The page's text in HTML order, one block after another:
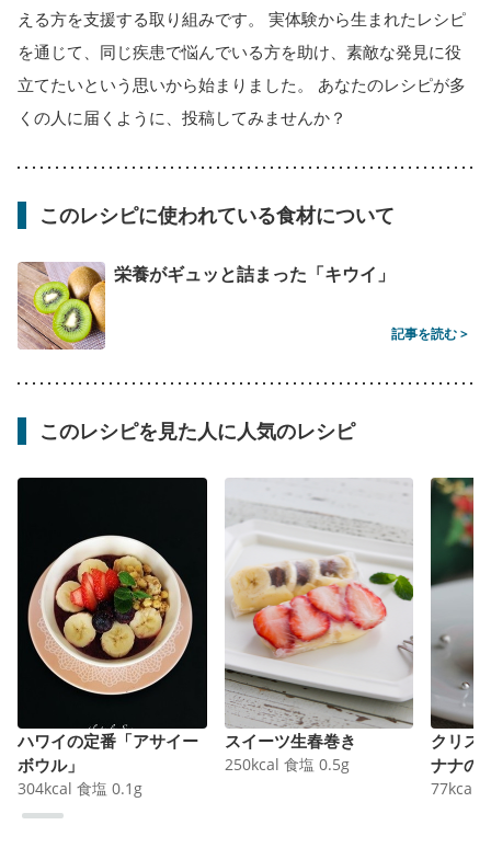
える方を支援する取り組みです。 実体験から生まれたレシピ
を通じて、同じ疾患で悩んでいる方を助け、素敵な発見に役
立てたいという思いから始まりました。 あなたのレシピが多
くの人に届くように、投稿してみませんか？
このレシピに使われている食材について
栄養がギュッと詰まった「キウイ」
記事を読む >
このレシピを見た人に人気のレシピ
ハワイの定番「アサイー
ボウル」
304kcal 食塩 0.1g
スイーツ生春巻き
250kcal 食塩 0.5g
クリス
ナナの
77kcal